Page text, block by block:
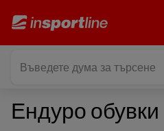
Ендуро обувки